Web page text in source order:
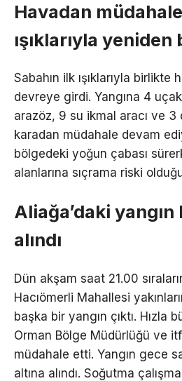
Havadan
ışıklarıyla yeniden
Sabahın ilk ışıklarıyla birlikte
devreye girdi. Yangına 4
arazöz, 9 su ikmal aracı ve
karadan müdahale devam
bölgedeki yoğun çabası
alanlarına sıçrama riski
Aliağa’daki
alındı
Dün akşam saat 21.00
Hacıömerli Mahallesi
başka bir yangın çıktı. Hızla
Orman Bölge Müdürlüğü ve
müdahale etti. Yangın gece
altına alındı. Soğutma